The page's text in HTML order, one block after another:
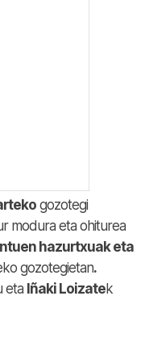
gozotegi
modura eta ohiturea
hazurtxuak eta
gozotegietan.
eta Iñaki Loizatek